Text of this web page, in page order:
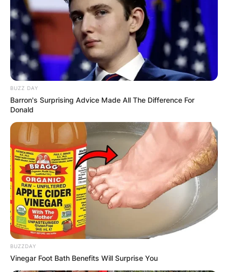
BUZZ DAY
Barron's Surprising Advice Made All The Difference For
Donald
BUZZDAY
Vinegar Foot Bath Benefits Will Surprise You